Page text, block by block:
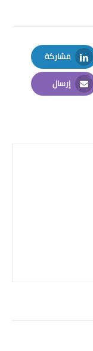
مشاركة
LinkedIn
إرسال
Email